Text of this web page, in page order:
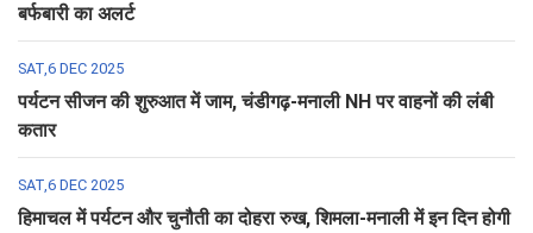
बर्फबारी का अलर्ट
SAT,6 DEC 2025
पर्यटन सीजन की शुरुआत में जाम, चंडीगढ़-मनाली NH पर वाहनों की लंबी
कतार
SAT,6 DEC 2025
हिमाचल में पर्यटन और चुनौती का दोहरा रुख, शिमला-मनाली में इन दिन होगी